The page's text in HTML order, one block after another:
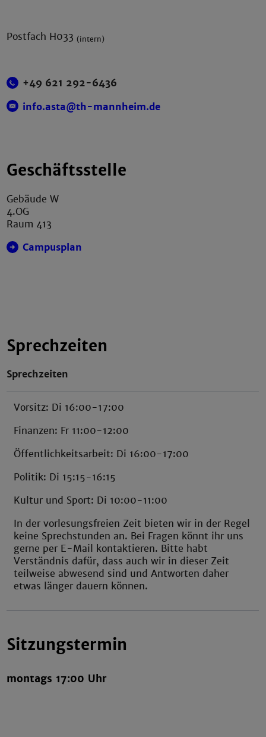
Postfach H033(intern)
+49 621 292-6436
info.asta@th-mannheim.de
Geschäftsstelle
Gebäude W
4.OG
Raum 413
Campusplan
Sprechzeiten
Sprechzeiten
Vorsitz: Di 16:00-17:00
Finanzen: Fr 11:00-12:00
Öffentlichkeitsarbeit: Di 16:00-17:00
Politik: Di 15:15-16:15
Kultur und Sport: Di 10:00-11:00
In der vorlesungsfreien Zeit bieten wir in der Regel
keine Sprechstunden an. Bei Fragen könnt ihr uns
gerne per E-Mail kontaktieren. Bitte habt
Verständnis dafür, dass auch wir in dieser Zeit
teilweise abwesend sind und Antworten daher
etwas länger dauern können.
Sitzungstermin
montags 17:00 Uhr